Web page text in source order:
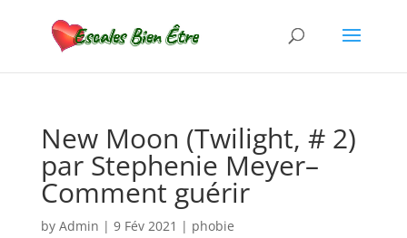
New Moon (Twilight, # 2)
par Stephenie Meyer–
Comment guérir
by Admin | 9 Fév 2021 | phobie